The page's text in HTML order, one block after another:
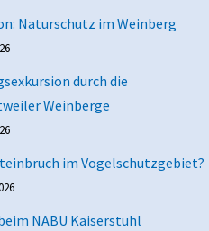
Naturschutz im Weinberg
durch die
Weinberge
im Vogelschutzgebiet?
NABU Kaiserstuhl